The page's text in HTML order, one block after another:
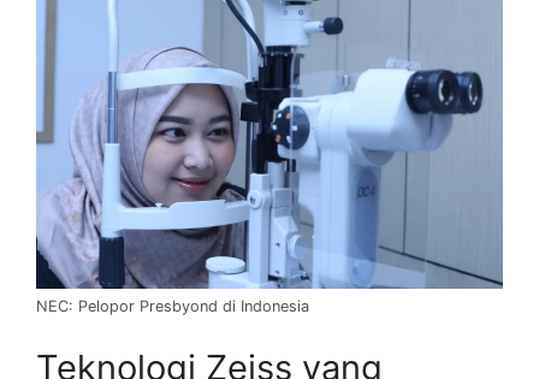
NEC: Pelopor Presbyond di Indonesia
Teknologi Zeiss yang